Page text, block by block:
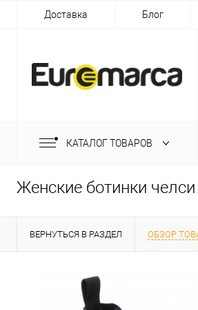
Доставка Блог
КАТАЛОГ ТОВАРОВ
Женские ботинки
ВЕРНУТЬСЯ В РАЗДЕЛ ОБЗОР